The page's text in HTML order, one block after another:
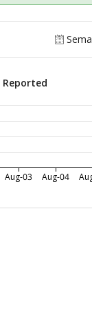
Aug-03 Aug-04